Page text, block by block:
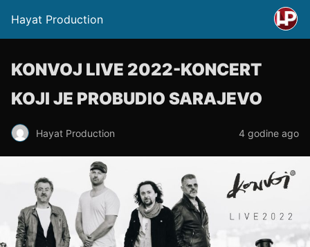
Hayat Production
KONVOJ LIVE 2022-KONCERT
KOJI JE PROBUDIO SARAJEVO
Hayat Production 4 godine ago